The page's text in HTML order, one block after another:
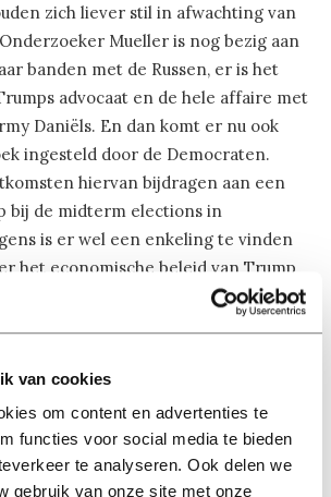
van cookies
om content en advertenties te
functies voor social media te bieden
te analyseren. Ook delen we
gebruik van onze site met onze
zich liever stil in afwachting van
Mueller is nog bezig aan
banden met de Russen, er is het
advocaat en de hele affaire met
Daniëls. En dan komt er nu ook
ingesteld door de Democraten.
hiervan bijdragen aan een
bij de midterm elections in
is er wel een enkeling te vinden
het economische beleid van Trump
. Een aparte man, die altijd geheel
gelijk wanneer hij zegt dat
wel degelijk sterker maakt?
Trump de economie op korte termijn